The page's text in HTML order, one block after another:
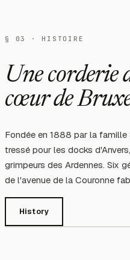
§ 03 · HISTOIRE
Une corderie
cœur de
Fondée en 1888 par la
tressé pour les docks
grimpeurs des Ardennes. Six
de l'avenue de la Couronne
History